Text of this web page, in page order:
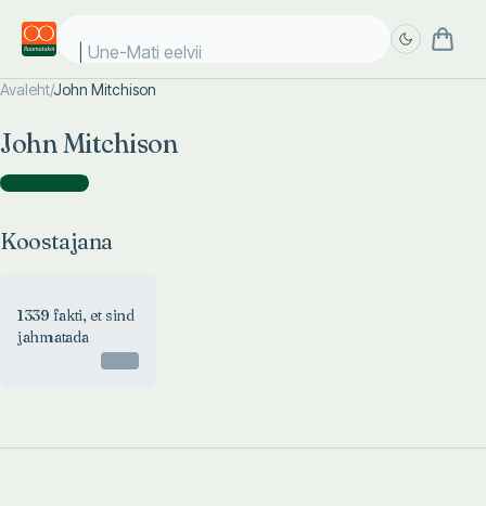
Une-Mati eelviim
Avaleht/John Mitchison
John Mitchison
Koostajana )
Koostajana
1339 fakti, et sind
jahmatada